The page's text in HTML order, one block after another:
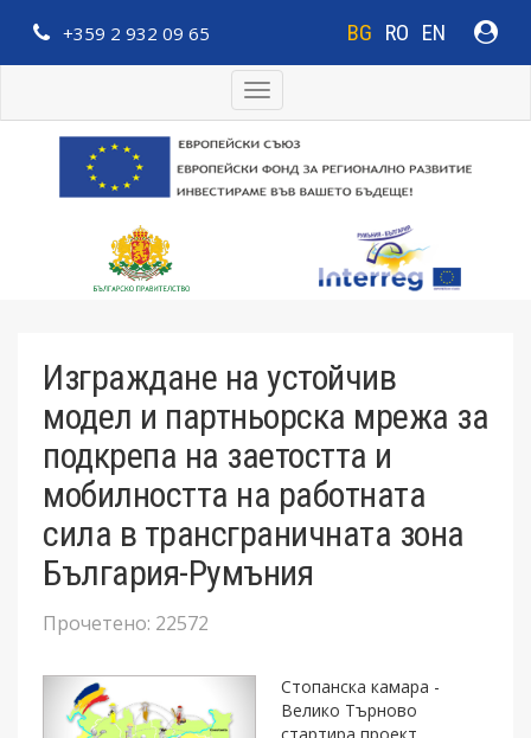
+359 2 932 09 65 BG RO EN
Toggle
navigation
Изграждане на устойчив
модел и партньорска мрежа за
подкрепа на заетостта и
мобилността на работната
сила в трансграничната зона
България-Румъния
Прочетено: 22572
Стопанска камара -
Велико Търново